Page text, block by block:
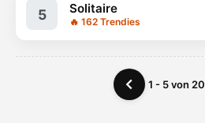
5 Solitaire
🔥 162 Trendies
1 - 5 von 20